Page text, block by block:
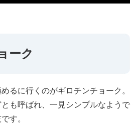
ーク
るに行くのがギロチンチョーク。
も呼ばれ、一見シンプルなようで
す。